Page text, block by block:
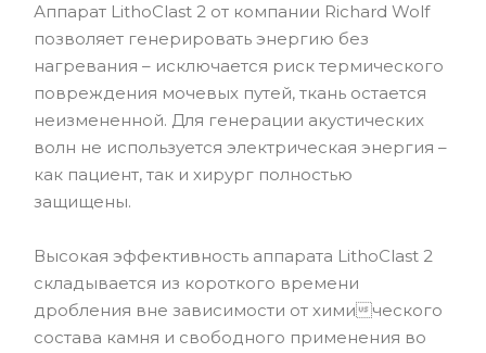
Аппарат LithoClast 2 от компании Richard Wolf
позволяет генерировать энергию без
нагревания – исключается риск термического
повреждения мочевых путей, ткань остается
неизмененной. Для генерации акустических
волн не используется электрическая энергия –
как пациент, так и хирург полностью
защищены.
Высокая эффективность аппарата LithoClast 2
складывается из короткого времени
дробления вне зависимости от химического
состава камня и свободного применения во